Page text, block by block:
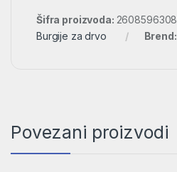
Šifra proizvoda: 2608596308
Burgije za drvo
Brend:
Povezani proizvodi